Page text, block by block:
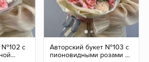
№102 с
Авторский букет №103 с
пионовидными розами и